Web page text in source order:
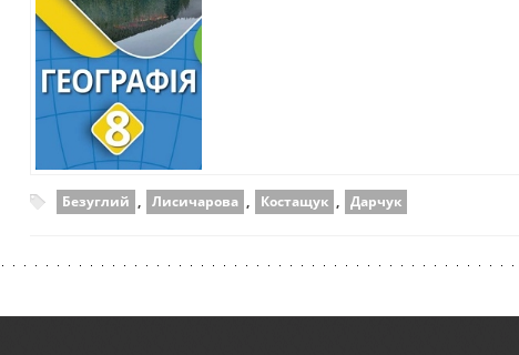
Безуглий , Лисичарова , Костащук , Дарчук